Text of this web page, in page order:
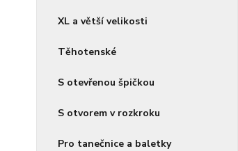
XL a větší velikosti
Těhotenské
S otevřenou špičkou
S otvorem v rozkroku
Pro tanečnice a baletky